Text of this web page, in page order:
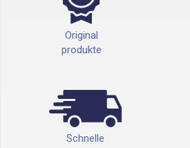
Original
produkte
Schnelle